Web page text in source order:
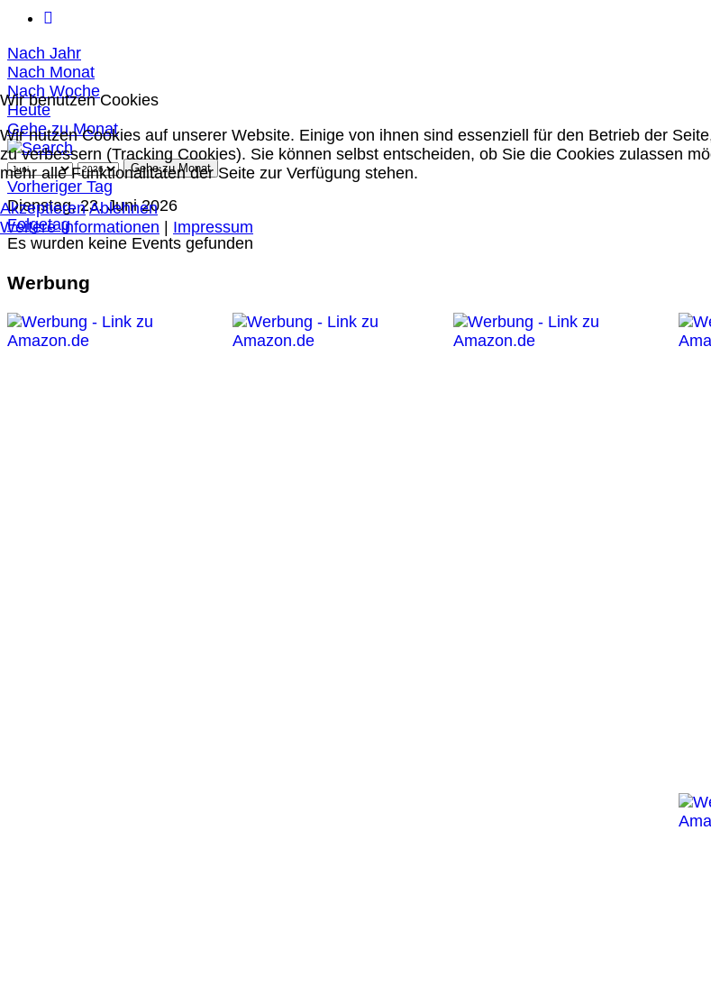
Nach Jahr
Nach Monat
Nach Woche
Heute
Gehe zu Monat
Gehe zu Monat
Vorheriger Tag
Dienstag, 23. Juni 2026
Folgetag
Es wurden keine Events gefunden
Werbung
Wir benutzen Cookies
Wir nutzen Cookies auf unserer Website. Einige von ihnen sind essenziell für den Betrieb der
zu verbessern (Tracking Cookies). Sie können selbst entscheiden, ob Sie die Cookies zulassen
mehr alle Funktionalitäten der Seite zur Verfügung stehen.
Akzeptieren Ablehnen
Weitere Informationen
Impressum